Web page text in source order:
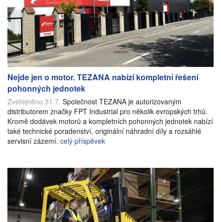
Nejde jen o motor. TEZANA nabízí kompletní řešení
pohonných jednotek
Zveřejněno 31.7. Společnost TEZANA je autorizovaným
distributorem značky FPT Industrial pro několik evropských trhů.
Kromě dodávek motorů a kompletních pohonných jednotek nabízí
také technické poradenství, originální náhradní díly a rozsáhlé
servisní zázemí. celý příspěvek